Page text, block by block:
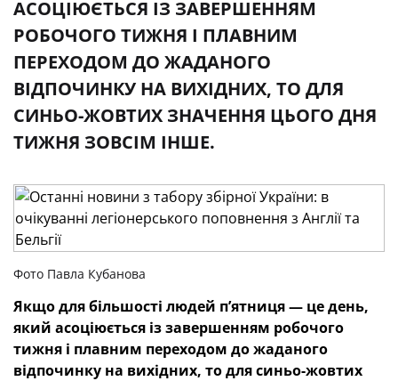
АСОЦІЮЄТЬСЯ ІЗ ЗАВЕРШЕННЯМ
РОБОЧОГО ТИЖНЯ І ПЛАВНИМ
ПЕРЕХОДОМ ДО ЖАДАНОГО
ВІДПОЧИНКУ НА ВИХІДНИХ, ТО ДЛЯ
СИНЬО-ЖОВТИХ ЗНАЧЕННЯ ЦЬОГО ДНЯ
ТИЖНЯ ЗОВСІМ ІНШЕ.
Фото Павла Кубанова
Якщо для більшості людей п’ятниця — це день,
який асоціюється із завершенням робочого
тижня і плавним переходом до жаданого
відпочинку на вихідних, то для синьо-жовтих